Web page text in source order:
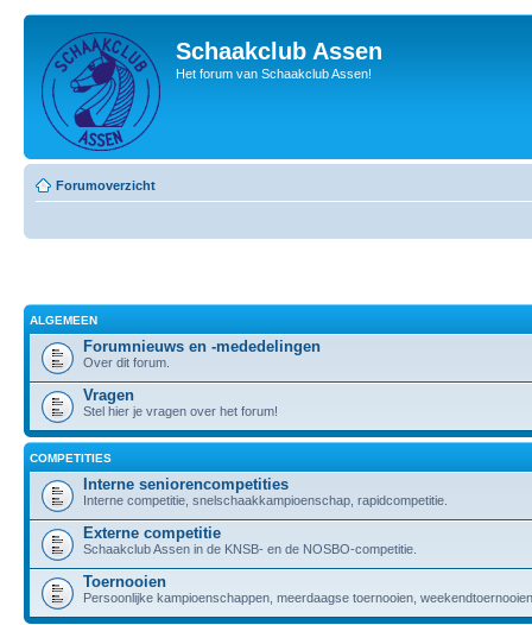
Schaakclub Assen
Het forum van Schaakclub Assen!
Forumoverzicht
ALGEMEEN
Forumnieuws en -mededelingen
Over dit forum.
Vragen
Stel hier je vragen over het forum!
COMPETITIES
Interne seniorencompetities
Interne competitie, snelschaakkampioenschap, rapidcompetitie.
Externe competitie
Schaakclub Assen in de KNSB- en de NOSBO-competitie.
Toernooien
Persoonlijke kampioenschappen, meerdaagse toernooien,